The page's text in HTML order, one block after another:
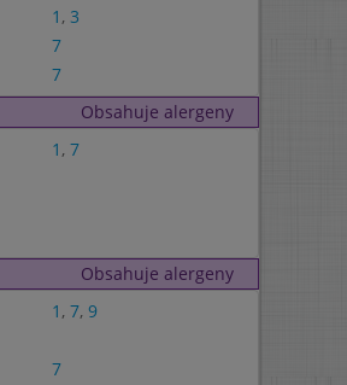
1 , 3
7
7
Obsahuje alergeny
1 , 7
Obsahuje alergeny
1 , 7, 9
7